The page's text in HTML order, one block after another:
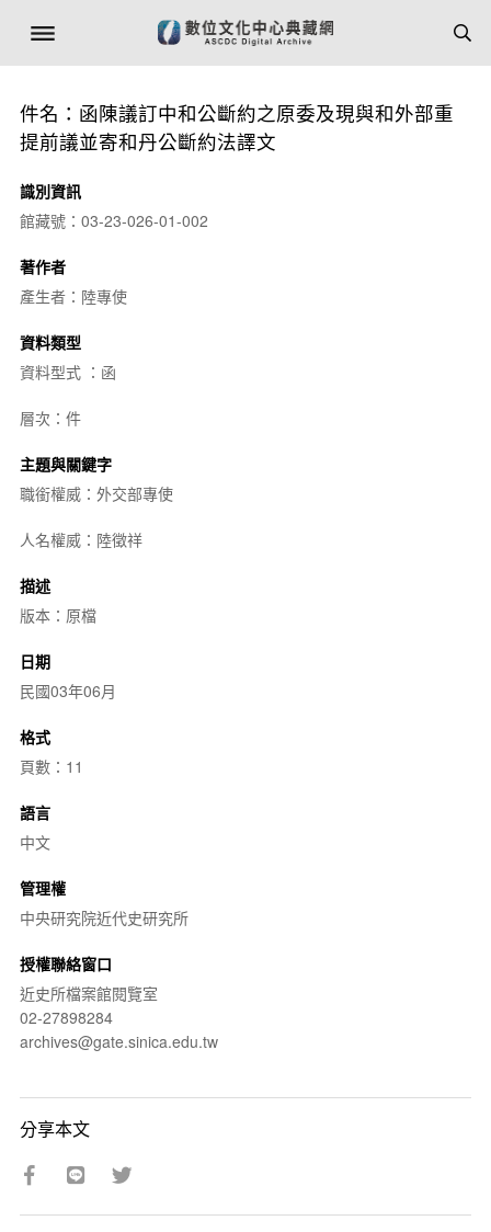
件名：函陳議訂中和公斷約之原委及現與和外部重
提前議並寄和丹公斷約法譯文
識別資訊
館藏號：03-23-026-01-002
著作者
產生者：陸專使
資料類型
資料型式 ：函
層次：件
主題與關鍵字
職銜權威：外交部專使
人名權威：陸徵祥
描述
版本：原檔
日期
民國03年06月
格式
頁數：11
語言
中文
管理權
中央研究院近代史研究所
授權聯絡窗口
近史所檔案館閱覽室
02-27898284
archives@gate.sinica.edu.tw
分享本文